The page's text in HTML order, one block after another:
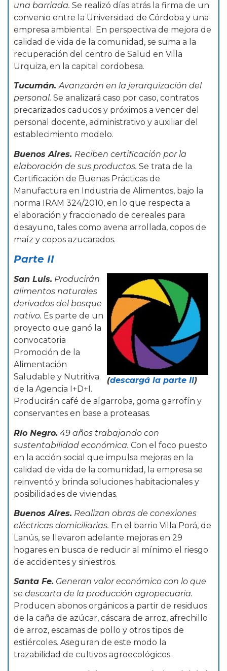
una barriada. Se realizó días atrás la firma de un
convenio entre la Universidad de Córdoba y una
empresa ambiental. En perspectiva de mejora de
calidad de vida de la comunidad, se suma a la
recuperación del centro de Salud en Villa
Urquiza, en la capital cordobesa.
Tucumán.Avanzarán en la jerarquización del
personal. Se analizará caso por caso, contratos
precarizados caducos y próximos a vencer del
personal docente, administrativo y auxiliar del
establecimiento modelo.
Buenos Aires. Reciben certificación por la
elaboración de sus productos. Se trata de la
Certificación de Buenas Prácticas de
Manufactura en Industria de Alimentos, bajo la
norma IRAM 324/2010, en lo que respecta a
elaboración y fraccionado de cereales para
desayuno, tales como avena arrollada, copos de
maíz y copos azucarados.
Parte II
(descargá la parte II)
San Luis. Producirán
alimentos naturales
derivados del bosque
nativo. Es parte de un
proyecto que ganó la
convocatoria
Promoción de la
Alimentación
Saludable y Nutritiva
de la Agencia I+D+I.
Producirán café de algarroba, goma garrofín y
conservantes en base a proteasas.
Río Negro. 49 años trabajando con
sustentabilidad económica. Con el foco puesto
en la acción social que impulsa mejoras en la
calidad de vida de la comunidad, la empresa se
reinventó y brinda soluciones habitacionales y
posibilidades de viviendas.
Buenos Aires. Realizan obras de conexiones
eléctricas domiciliarias. En el barrio Villa Porá, de
Lanús, se llevaron adelante mejoras en 29
hogares en busca de reducir al mínimo el riesgo
de accidentes y siniestros.
Santa Fe. Generan valor económico con lo que
se descarta de la producción agropecuaria.
Producen abonos orgánicos a partir de residuos
de la caña de azúcar, cáscara de arroz, afrechillo
de arroz, escamas de pollo y otros tipos de
estiércoles. Aseguran de este modo la
trazabilidad de cultivos agroecológicos.